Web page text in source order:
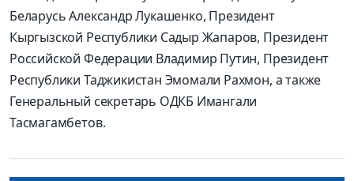
Беларусь Александр Лукашенко, Президент
Кыргызской Республики Садыр Жапаров, Президент
Российской Федерации Владимир Путин, Президент
Республики Таджикистан Эмомали Рахмон, а также
Генеральный секретарь ОДКБ Имангали
Тасмагамбетов.